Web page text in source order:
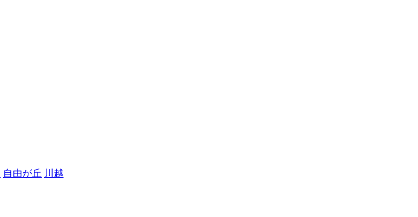
自由が丘 川越